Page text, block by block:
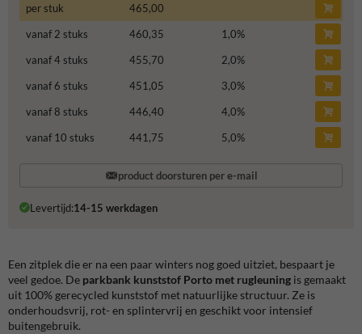
per stuk
465,00
vanaf 2 stuks
460,35 1,0%
vanaf 4 stuks
455,70 2,0%
vanaf 6 stuks
451,05 3,0%
vanaf 8 stuks
446,40 4,0%
vanaf 10 stuks
441,75 5,0%
product doorsturen per e-mail
Levertijd:14-15 werkdagen
Een zitplek die er na een paar winters nog goed uitziet, bespaart je
veel gedoe. De parkbank kunststof Porto met rugleuning is gemaakt
uit 100% gerecycled kunststof met natuurlijke structuur. Ze is
onderhoudsvrij, rot- en splintervrij en geschikt voor intensief
buitengebruik.